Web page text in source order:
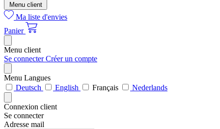
Menu client
Ma liste d'envies
Panier
Menu client
Se connecterCréer un compte
Menu Langues
Deutsch
English Français Nederlands
Connexion client
Se connecter
Adresse mail